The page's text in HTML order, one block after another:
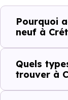
commerces,
établissements
qui constituent
ou investir dans
Pourquoi
neuf à
Quels
trouver à